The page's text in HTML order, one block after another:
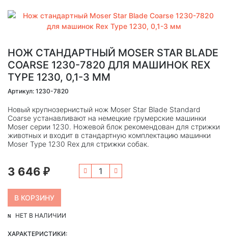
НОЖ СТАНДАРТНЫЙ MOSER STAR BLADE
COARSE 1230-7820 ДЛЯ МАШИНОК REX
TYPE 1230, 0,1-3 ММ
Артикул: 1230-7820
Новый крупнозернистый нож Moser Star Blade Standard
Coarse устанавливают на немецкие грумерские машинки
Moser серии 1230. Ножевой блок рекомендован для стрижки
животных и входит в стандартную комплектацию машинки
Moser Type 1230 Rex для стрижки собак.
3 646 ₽
НЕТ В НАЛИЧИИ
ХАРАКТЕРИСТИКИ: